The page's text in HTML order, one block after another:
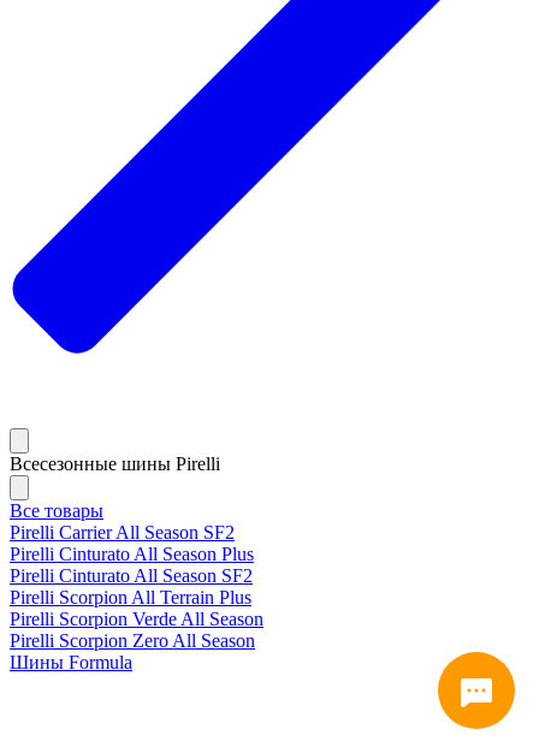
Всесезонные шины Pirelli
Все товары
Pirelli Carrier All Season SF2
Pirelli Cinturato All Season Plus
Pirelli Cinturato All Season SF2
Pirelli Scorpion All Terrain Plus
Pirelli Scorpion Verde All Season
Pirelli Scorpion Zero All Season
Шины Formula